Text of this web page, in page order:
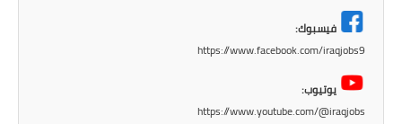
فيسبوك:
https://www.facebook.com/iraqjobs9
يوتيوب:
https://www.youtube.com/@iraqjobs